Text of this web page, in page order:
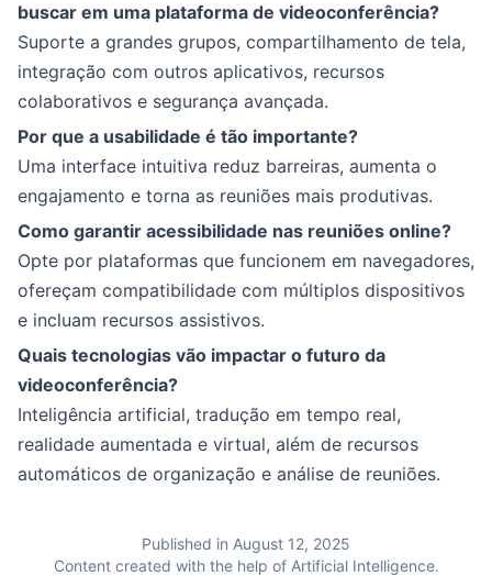
buscar em uma plataforma de videoconferência?
Suporte a grandes grupos, compartilhamento de tela,
integração com outros aplicativos, recursos
colaborativos e segurança avançada.
Por que a usabilidade é tão importante?
Uma interface intuitiva reduz barreiras, aumenta o
engajamento e torna as reuniões mais produtivas.
Como garantir acessibilidade nas reuniões online?
Opte por plataformas que funcionem em navegadores,
ofereçam compatibilidade com múltiplos dispositivos
e incluam recursos assistivos.
Quais tecnologias vão impactar o futuro da
videoconferência?
Inteligência artificial, tradução em tempo real,
realidade aumentada e virtual, além de recursos
automáticos de organização e análise de reuniões.
Published in August 12, 2025
Content created with the help of Artificial Intelligence.